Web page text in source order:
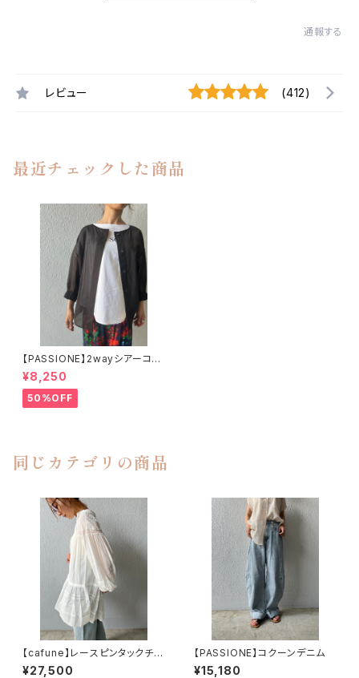
通報する
レビュー (412)
最近チェックした商品
【PASSIONE】2wayシアーコッ
トンドルマンシャツ
¥8,250
50%OFF
同じカテゴリの商品
【cafune】レースピンタックチュ
ニックブラウス
¥27,500
【PASSIONE】コクーンデニム
¥15,180